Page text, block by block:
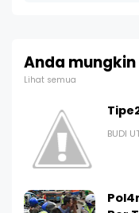
Anda
Lihat semua
BUDI